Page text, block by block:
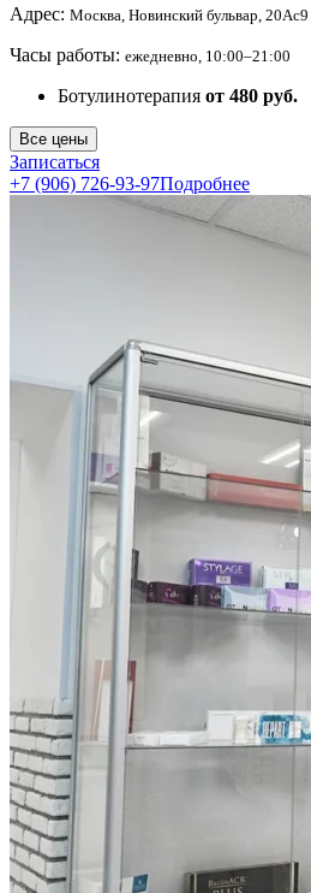
Адрес: Москва, Новинский бульвар, 20Ас9
Часы работы: ежедневно, 10:00–21:00
Ботулинотерапия от 480 руб.
Все цены
Записаться
+7 (906) 726-93-97Подробнее